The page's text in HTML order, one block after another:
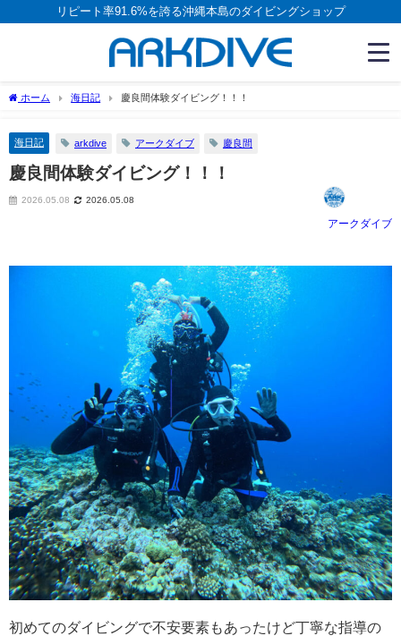
リピート率91.6%を誇る沖縄本島のダイビングショップ
ホーム 海日記 慶良間体験ダイビング！！！
海日記 arkdive アークダイブ 慶良間
慶良間体験ダイビング！！！
2026.05.08 2026.05.08
アークダイブ
初めてのダイビングで不安要素もあったけど丁寧な指導の